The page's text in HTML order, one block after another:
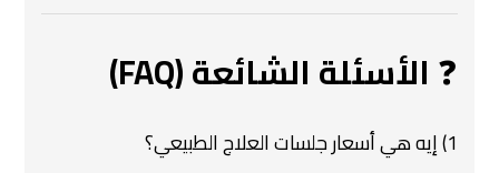
❓الأسئلة الشائعة (FAQ)
1) إيه هي أسعار جلسات العلاج الطبيعي؟